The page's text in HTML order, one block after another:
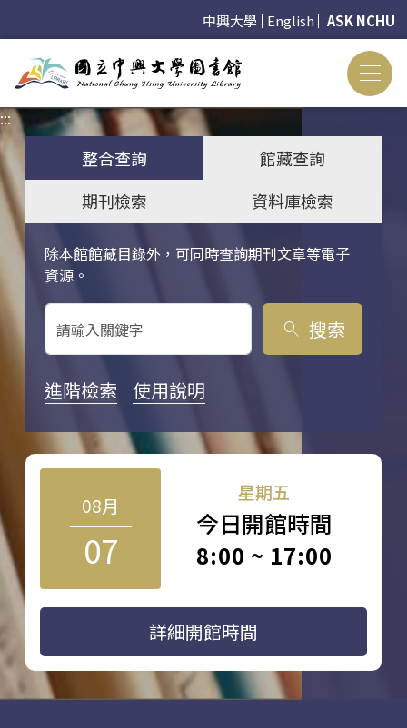
中興大學 English ASK NCHU
:::
整合查詢
館藏查詢
期刊檢索
資料庫檢索
除本館館藏目錄外，可同時查詢期刊文章等電子
資源。
關鍵字搜尋
search 搜索
進階檢索 使用說明
08月
07
星期五
今日開館時間
8:00 ~ 17:00
詳細開館時間